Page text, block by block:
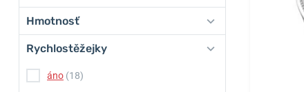
Hmotnosť
Rychlostěžejky
áno (18)